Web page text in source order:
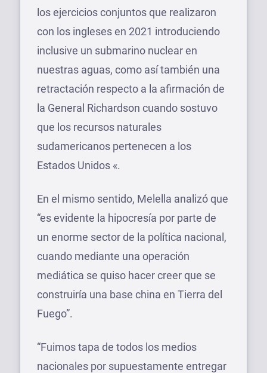
los ejercicios conjuntos que realizaron
con los ingleses en 2021 introduciendo
inclusive un submarino nuclear en
nuestras aguas, como así también una
retractación respecto a la afirmación de
la General Richardson cuando sostuvo
que los recursos naturales
sudamericanos pertenecen a los
Estados Unidos «.
En el mismo sentido, Melella analizó que
“es evidente la hipocresía por parte de
un enorme sector de la política nacional,
cuando mediante una operación
mediática se quiso hacer creer que se
construiría una base china en Tierra del
Fuego”.
“Fuimos tapa de todos los medios
nacionales por supuestamente entregar